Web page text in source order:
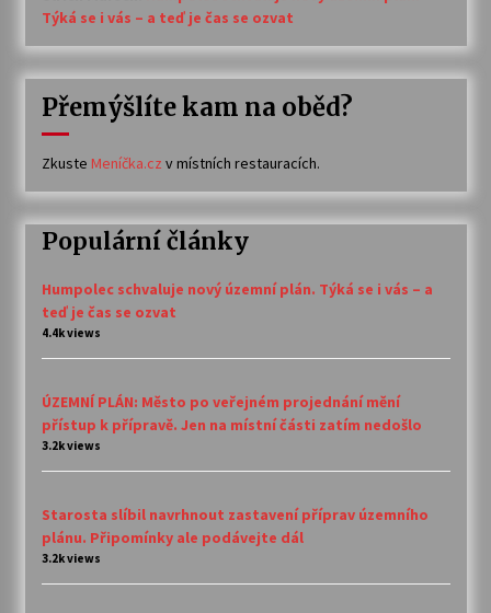
Týká se i vás – a teď je čas se ozvat
Přemýšlíte kam na oběd?
Zkuste Meníčka.cz v místních restauracích.
Populární články
Humpolec schvaluje nový územní plán. Týká se i vás – a
teď je čas se ozvat
4.4k views
ÚZEMNÍ PLÁN: Město po veřejném projednání mění
přístup k přípravě. Jen na místní části zatím nedošlo
3.2k views
Starosta slíbil navrhnout zastavení příprav územního
plánu. Připomínky ale podávejte dál
3.2k views